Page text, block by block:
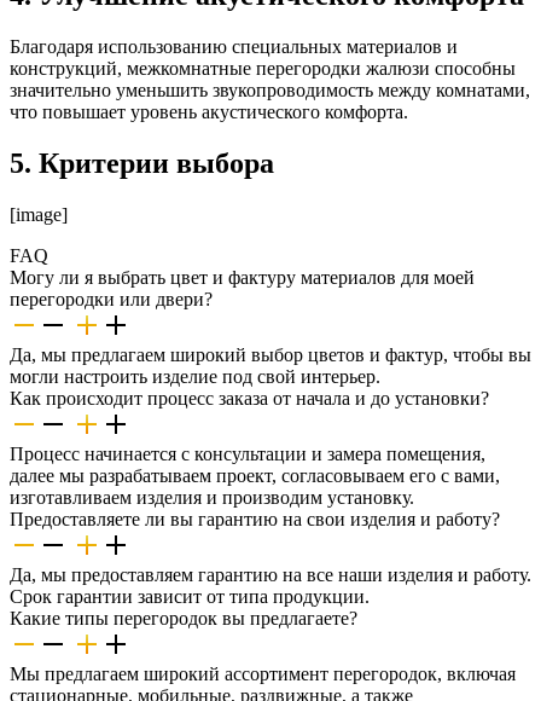
Благодаря использованию специальных материалов и
конструкций, межкомнатные перегородки жалюзи способны
значительно уменьшить звукопроводимость между комнатами,
что повышает уровень акустического комфорта.
5. Критерии выбора
[image]
FAQ
Могу ли я выбрать цвет и фактуру материалов для моей
перегородки или двери?
Да, мы предлагаем широкий выбор цветов и фактур, чтобы вы
могли настроить изделие под свой интерьер.
Как происходит процесс заказа от начала и до установки?
Процесс начинается с консультации и замера помещения,
далее мы разрабатываем проект, согласовываем его с вами,
изготавливаем изделия и производим установку.
Предоставляете ли вы гарантию на свои изделия и работу?
Да, мы предоставляем гарантию на все наши изделия и работу.
Срок гарантии зависит от типа продукции.
Какие типы перегородок вы предлагаете?
Мы предлагаем широкий ассортимент перегородок, включая
стационарные, мобильные, раздвижные, а также